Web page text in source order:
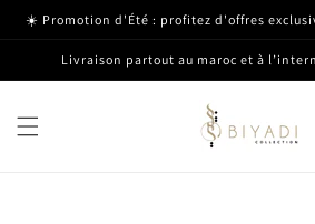
et passer
contenu
☀️ Promotion d'Été : profitez d'offres
Livraison partout au maroc et à